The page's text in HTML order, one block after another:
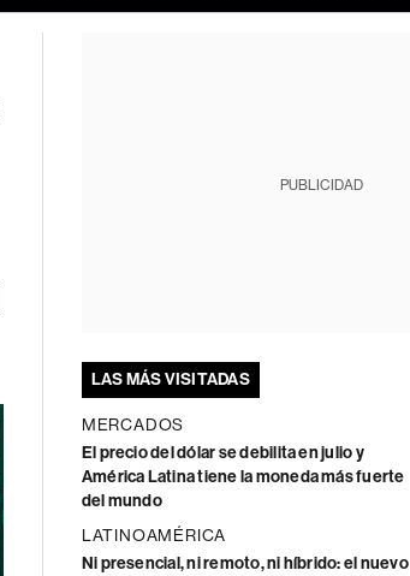
PUBLICIDAD
LAS MÁS VISITADAS
MERCADOS
El precio del dólar se debilita en julio y
América Latina tiene la moneda más fuerte
del mundo
LATINOAMÉRICA
Ni presencial, ni remoto, ni híbrido: el nuevo